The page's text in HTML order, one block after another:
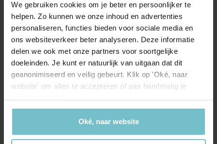
We gebruiken cookies om je beter en persoonlijker te
helpen. Zo kunnen we onze inhoud en advertenties
personaliseren, functies bieden voor sociale media en
ons websiteverkeer beter analyseren. Deze informatie
delen we ook met onze partners voor soortgelijke
doeleinden. Je kunt er natuurlijk van uitgaan dat dit
geanonimiseerd en veilig gebeurt. Klik op 'Oké, naar
website' om alles te accepteren of pas handmatig je
Oké, naar website
Onze kantoren
Helmond
Hoofdstraat 155
5706 AL Helmond
info@heuvel.nl
Eindhoven
Aalsterweg 134c
5615 CJ Eindhoven
eindhoven@heuvel.nl